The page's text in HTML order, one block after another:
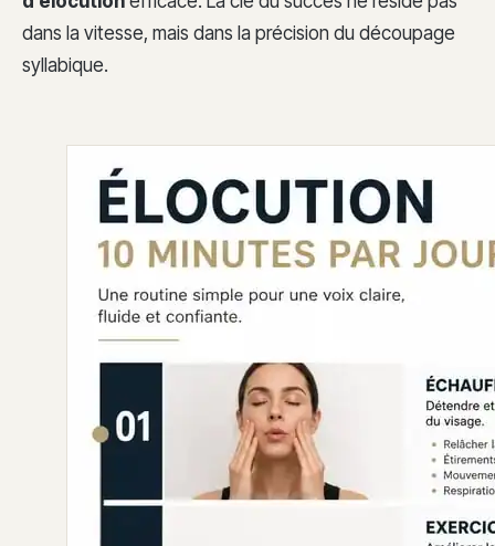
dans la vitesse, mais dans la précision du découpage
syllabique.